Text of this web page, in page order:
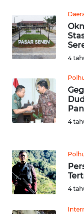
4
4
4
TANJUNG
LESUNG
WN
WN
SIMALUNGUN
WN
WN
TAPANULI
TENGAH
WN DELI